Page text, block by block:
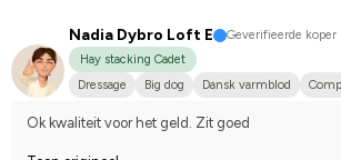
Nadia Dybro Loft E
Geverifieerde koper
Hay stacking Cadet
Dressage
Big dog Dansk varmblod
Ok kwaliteit voor het geld. Zit goed